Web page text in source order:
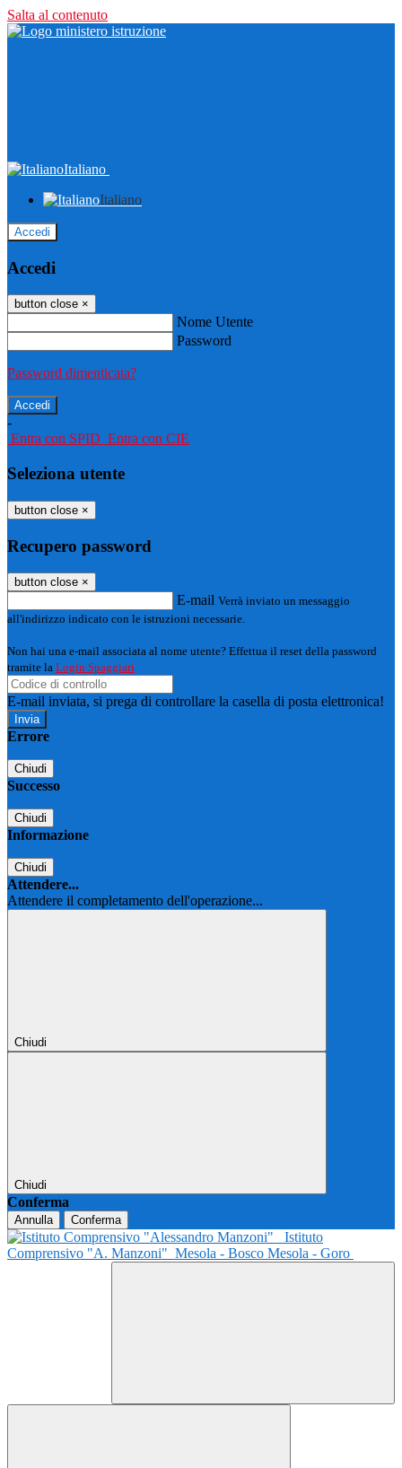
Salta al contenuto
Italiano
Italiano
Accedi
Accedi
button close ×
Nome Utente
Password
Password dimenticata?
-
Entra con SPID Entra con CIE
Seleziona utente
button close ×
Recupero password
button close ×
E-mail Verrà inviato un messaggio
all'indirizzo indicato con le istruzioni necessarie.
Non hai una e-mail associata al nome utente? Effettua il reset della password
tramite la Login Spaggiari
E-mail inviata, si prega di controllare la casella di posta elettronica!
Errore
Chiudi
Successo
Chiudi
Informazione
Chiudi
Attendere...
Attendere il completamento dell'operazione...
Chiudi
Chiudi
Conferma
Annulla Conferma
Istituto
Comprensivo "A. Manzoni" Mesola - Bosco Mesola - Goro